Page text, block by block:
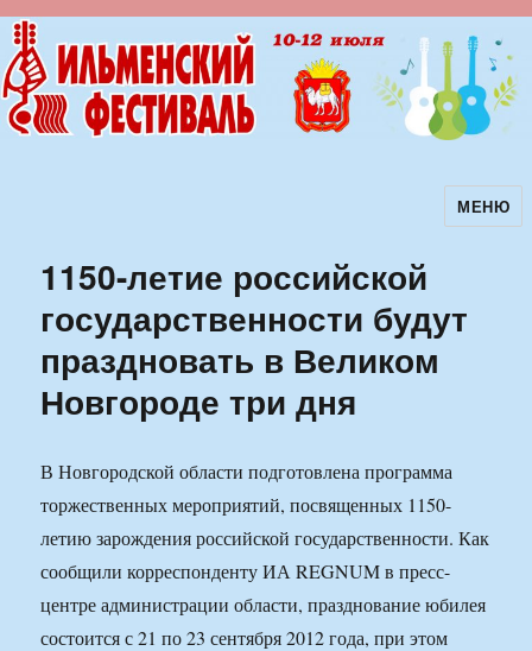
Ильменский фестиваль авторской
песни
МЕНЮ
1150-летие российской
государственности будут
праздновать в Великом
Новгороде три дня
В Новгородской области подготовлена программа
торжественных мероприятий, посвященных 1150-
летию зарождения российской государственности. Как
сообщили корреспонденту ИА REGNUM в пресс-
центре администрации области, празднование юбилея
состоится с 21 по 23 сентября 2012 года, при этом